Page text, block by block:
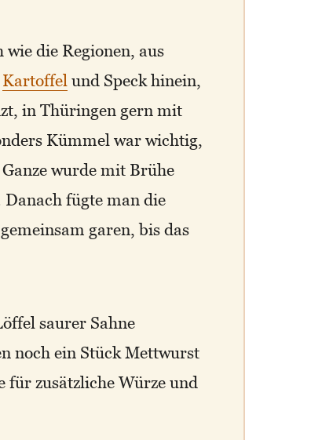
die Regionen, aus
Kartoffel und Speck hinein,
in Thüringen gern mit
Kümmel war wichtig,
wurde mit Brühe
Danach fügte man die
garen, bis das
saurer Sahne
noch ein Stück Mettwurst
für zusätzliche Würze und